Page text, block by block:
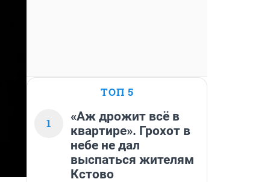
ТОП 5
1
«Аж дрожит всё в
квартире». Грохот в
небе не дал
выспаться жителям
Кстово